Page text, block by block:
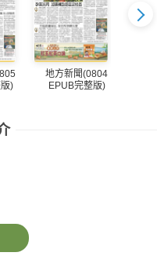
)
地方新聞(0804
EPUB完整版)